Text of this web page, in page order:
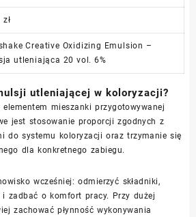
Creative Oxidizing Emulsion –
utleniająca 20 vol. 6%
utleniającej w koloryzacji?
mieszanki przygotowywanej
jest stosowanie proporcji zgodnych z
do systemu koloryzacji oraz trzymanie się
dla konkretnego zabiegu.
wcześniej: odmierzyć składniki,
i zadbać o komfort pracy. Przy dużej
zachować płynność wykonywania